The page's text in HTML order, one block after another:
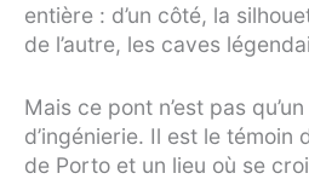
entière : d’un côté, la
de l’autre, les caves
Mais ce pont n’est pas
d’ingénierie. Il est le témoin
de Porto et un lieu où se